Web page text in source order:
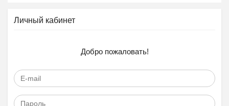
Личный кабинет
Добро пожаловать!